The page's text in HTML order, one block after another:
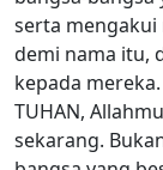
serta mengakui
demi nama itu,
kepada
TUHAN,
sekarang.